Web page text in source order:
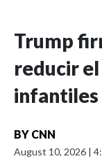
Trump
reducir
infantiles
BY CNN
August 10, 2026 |